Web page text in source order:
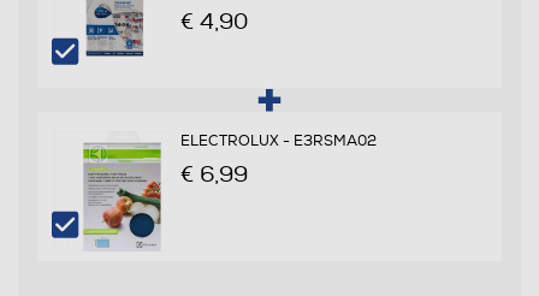
Scomparto frigorifero
Capacità netta frigorifero - l
Raffreddamento frigorifero
No Frost (Ventilato+Deumidifica)
Sbrinamento frigorifero
€ 4,90
ELECTROLUX - E3RSMA02
€ 6,99